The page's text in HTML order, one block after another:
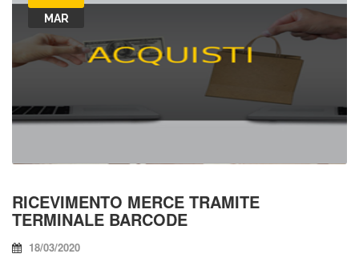
MAR
RICEVIMENTO MERCE TRAMITE
TERMINALE BARCODE
18/03/2020